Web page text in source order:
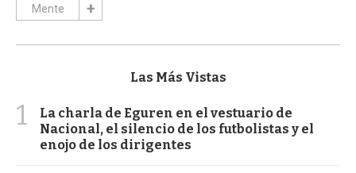
Mente
Las Más Vistas
1
La charla de Eguren en el vestuario de
Nacional, el silencio de los futbolistas y el
enojo de los dirigentes